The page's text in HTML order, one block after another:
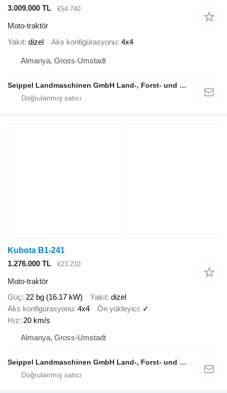
3.009.000 TL
€54.740
Moto-traktör
Yakıt dizel Aks konfigürasyonu 4x4
Almanya, Gross-Umstadt
Seippel Landmaschinen GmbH Land-, Forst- und Gartentechnik
Kubota B1-241
1.276.000 TL
€23.210
Moto-traktör
Güç 22 bg (16.17 kW) Yakıt dizel
Aks konfigürasyonu 4x4 Ön yükleyici ✓
Hız 20 km/s
Almanya, Gross-Umstadt
Seippel Landmaschinen GmbH Land-, Forst- und Gartentechnik